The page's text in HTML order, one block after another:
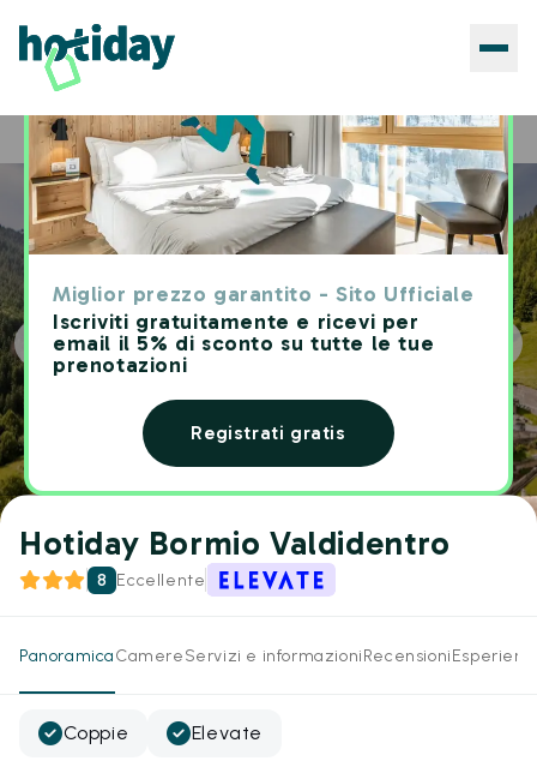
Miglior prezzo garantito - Sito Ufficiale
Iscriviti gratuitamente e ricevi per
email il 5% di sconto su tutte le tue
prenotazioni
Registrati gratis
Home Hotels Hotiday Bormio Valdidentro
Hotiday Bormio Valdidentro
8 Eccellente
PanoramicaCamereServizi e informazioniRecensioni
Coppie
Elevate